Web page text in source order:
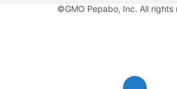
©GMO Pepabo, Inc. All rights